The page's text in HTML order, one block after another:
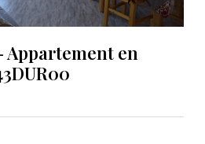
Appartement en